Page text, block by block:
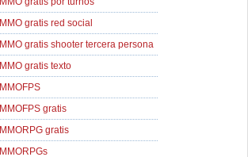
MMO gratis red social
MMO gratis shooter tercera persona
MMO gratis texto
MMOFPS
MMOFPS gratis
MMORPG gratis
MMORPGs